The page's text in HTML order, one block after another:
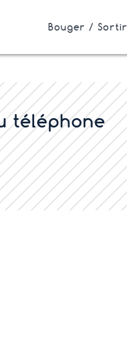
Bouger / Sortir
téléphone